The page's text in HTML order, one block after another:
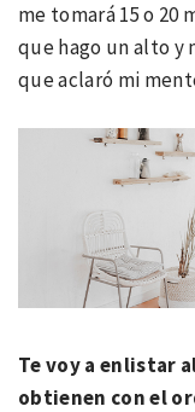
me tomará 15 o 20
que hago un alto y
que aclaró mi
Te voy a enlistar
obtienen con el